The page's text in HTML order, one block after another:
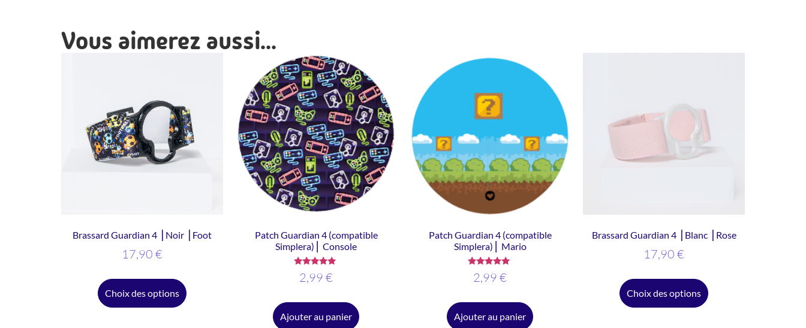
Vous aimerez aussi...
Brassard Guardian 4 ⎥ Noir ⎥ Foot
17,90 €
Choix des options
Patch Guardian 4 (compatible
Simplera) ⎜ Console
Note
5.00
2,99 €
Ajouter au panier
Patch Guardian 4 (compatible
Simplera) ⎜ Mario
Note
5.00
2,99 €
Ajouter au panier
Brassard Guardian 4 ⎥ Blanc ⎥ Rose
17,90 €
Choix des options